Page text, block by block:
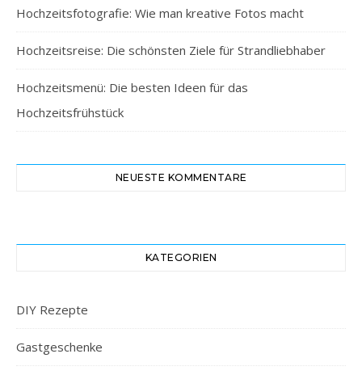
Hochzeitsfotografie: Wie man kreative Fotos macht
Hochzeitsreise: Die schönsten Ziele für Strandliebhaber
Hochzeitsmenü: Die besten Ideen für das
Hochzeitsfrühstück
NEUESTE KOMMENTARE
KATEGORIEN
DIY Rezepte
Gastgeschenke